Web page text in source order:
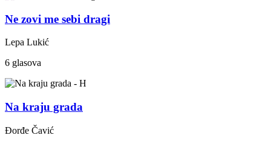
Ne zovi me sebi dragi
Lepa Lukić
6 glasova
Na kraju grada
Đorđe Čavić